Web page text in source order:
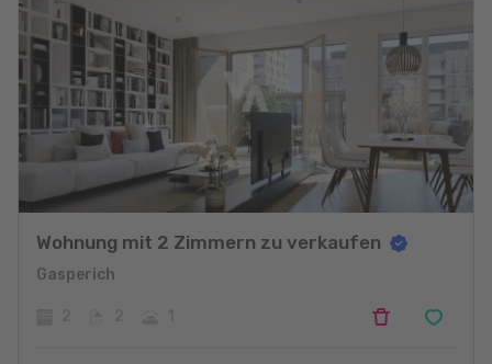
Wohnung mit 2 Zimmern zu verkaufen
Gasperich